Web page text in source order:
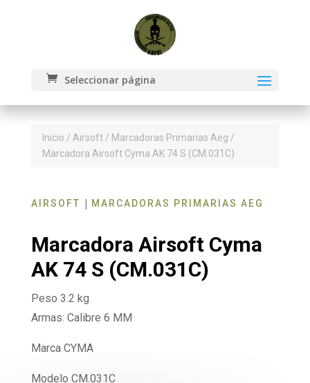
Seleccionar página
Inicio / Airsoft/ Marcadoras Primarias Aeg /
Marcadora Airsoft Cyma AK 74 S (CM.031C)
AIRSOFT | MARCADORAS PRIMARIAS AEG
Marcadora Airsoft Cyma
AK 74 S (CM.031C)
Peso 3.2 kg
Armas: Calibre 6 MM
Marca CYMA
Modelo CM.031C